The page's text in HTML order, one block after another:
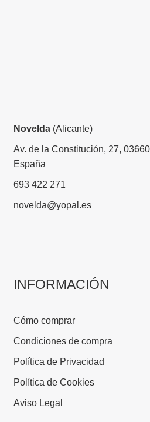
Novelda(Alicante)
Av. de la Constitución, 27,
España
693 422 271
novelda@yopal.es
INFORMACIÓN
Cómo comprar
Condiciones de compra
Política de Privacidad
Política de Cookies
Aviso Legal